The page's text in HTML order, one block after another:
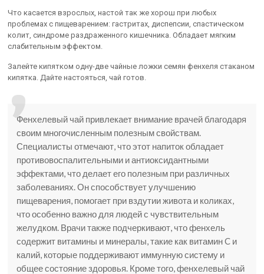
Что касается взрослых, настой так же хорош при любых
проблемах с пищеварением: гастритах, диспепсии, спастическом
колит, синдроме раздраженного кишечника. Обладает мягким
слабительным эффектом.
Залейте кипятком одну-две чайные ложки семян фенхеля стаканом
кипятка. Дайте настояться, чай готов.
Фенхелевый чай привлекает внимание врачей благодаря
своим многочисленным полезным свойствам.
Специалисты отмечают, что этот напиток обладает
противовоспалительными и антиоксидантными
эффектами, что делает его полезным при различных
заболеваниях. Он способствует улучшению
пищеварения, помогает при вздутии живота и коликах,
что особенно важно для людей с чувствительным
желудком. Врачи также подчеркивают, что фенхель
содержит витамины и минералы, такие как витамин C и
калий, которые поддерживают иммунную систему и
общее состояние здоровья. Кроме того, фенхелевый чай